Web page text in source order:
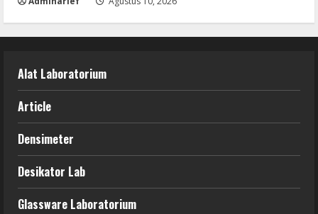
Alat Laboratorium
Article
Densimeter
Desikator Lab
Glassware Laboratorium